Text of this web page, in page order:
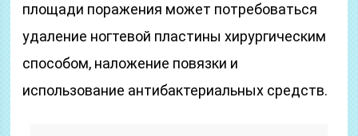
площади поражения может потребоваться
удаление ногтевой пластины хирургическим
способом, наложение повязки и
использование антибактериальных средств.